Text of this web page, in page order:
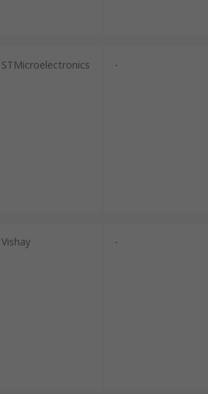
STMicroelectronics -
Vishay -